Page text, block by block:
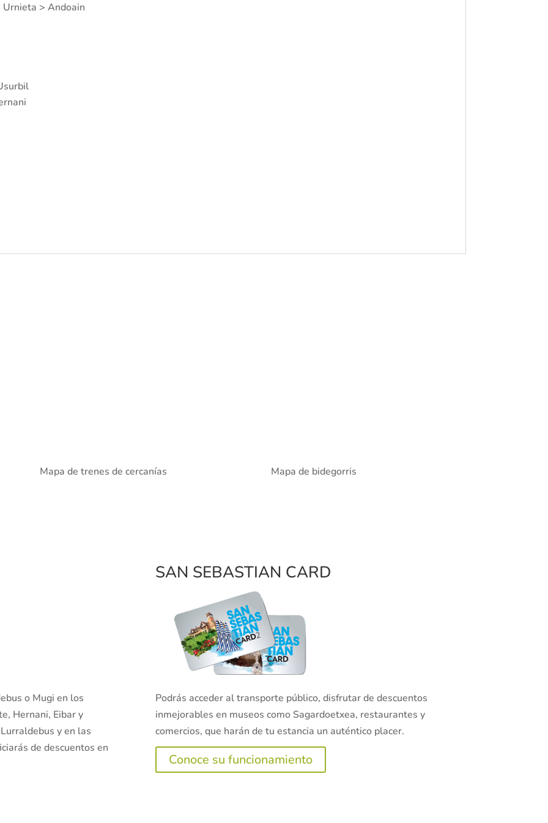
> Andoain
Mapa de trenes de cercanías Mapa de bidegorris
o Mugi en los
Hernani, Eibar y
y en las
de descuentos en
SAN SEBASTIAN CARD
Podrás acceder al transporte público, disfrutar de descuentos
inmejorables en museos como Sagardoetxea, restaurantes y
comercios, que harán de tu estancia un auténtico placer.
Conoce su funcionamiento